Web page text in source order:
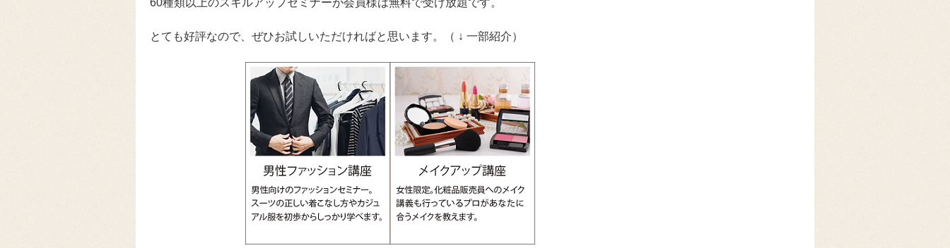
60種類以上のスキルアップセミナーが会員様は無料で受け放題です。
とても好評なので、ぜひお試しいただければと思います。（ ↓ 一部紹介）